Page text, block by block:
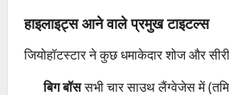
हाइलाइट्स आने वाले प्रमुख टाइटल्स
जियोहॉटस्टार ने कुछ धमाकेदार शोज और
बिग बॉससभी चार साउथ लैंग्वेजेस में